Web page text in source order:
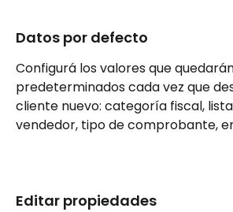
Datos por defecto
Configurá los valores que
predeterminados cada vez que
cliente nuevo: categoría fiscal,
vendedor, tipo de comprobante,
Editar propiedades